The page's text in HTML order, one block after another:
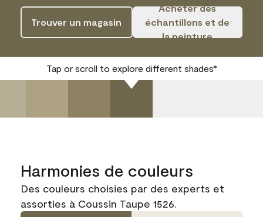
Trouver un magasin
Acheter des
échantillons et de
la peinture
Tap or scroll to explore different shades*
Harmonies de couleurs
Des couleurs choisies par des experts et
assorties à Coussin Taupe 1526.